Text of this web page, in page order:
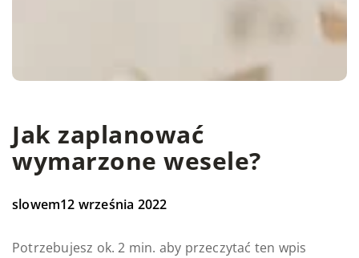
Jak zaplanować
wymarzone wesele?
slowem12 września 2022
Potrzebujesz ok. 2 min. aby przeczytać ten wpis